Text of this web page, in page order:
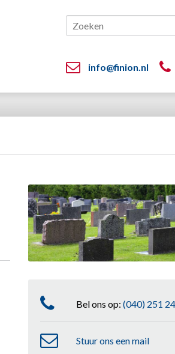
info@finion.nl
Bel ons op: (040) 251
Stuur ons een mail